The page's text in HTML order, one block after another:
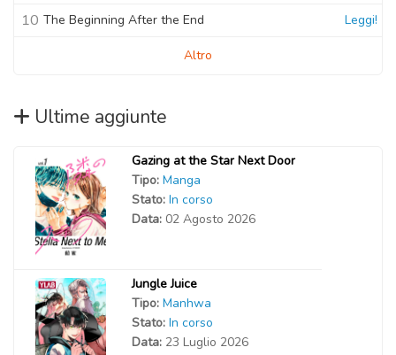
10 The Beginning After the End Leggi!
Altro
Ultime aggiunte
Gazing at the Star Next Door
Tipo: Manga
Stato: In corso
Data: 02 Agosto 2026
Jungle Juice
Tipo: Manhwa
Stato: In corso
Data: 23 Luglio 2026